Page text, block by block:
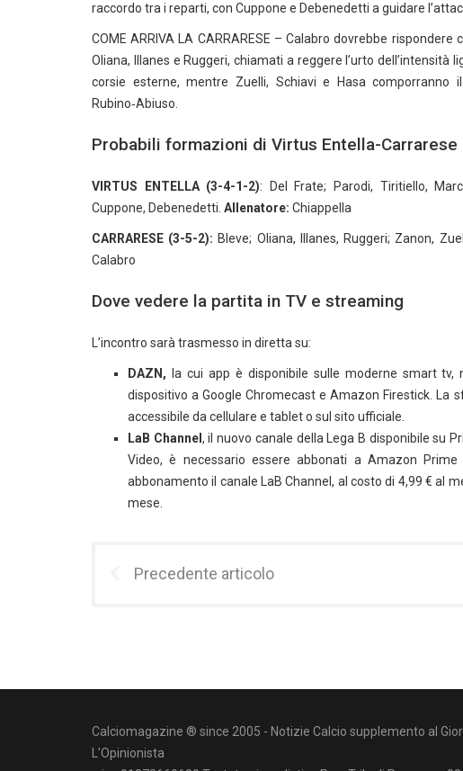
raccordo tra i reparti, con Cuppone e Debenedetti a guidare
COME ARRIVA LA CARRARESE – Calabro dovrebbe
Oliana, Illanes e Ruggeri, chiamati a reggere l’urto
corsie esterne, mentre Zuelli, Schiavi e Hasa
Rubino‑Abiuso.
Probabili formazioni di Virtus Entella-Carrarese
VIRTUS ENTELLA (3-4-1-2): Del Frate; Parodi, Tiritiello,
Cuppone, Debenedetti. Allenatore: Chiappella
CARRARESE (3-5-2): Bleve; Oliana, Illanes, Ruggeri; Zanon,
Calabro
Dove vedere la partita in TV e streaming
L’incontro sarà trasmesso in diretta su:
DAZN, la cui app è disponibile sulle moderne smart tv,
dispositivo a Google Chromecast e Amazon Firestick. La
accessibile da cellulare e tablet o sul sito ufficiale.
LaB Channel , il nuovo canale della Lega B disponibile su
Video, è necessario essere abbonati a Amazon
abbonamento il canale LaB Channel, al costo di 4,99 € al
mese.
Precedente articolo
Calciomagazine ® since 2005 - Notizie Calcio supplemento al
L'Opinionista